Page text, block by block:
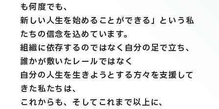
も何度でも、
新しい人生を始めることができる」という私
たちの信念を込めています。
組織に依存するのではなく自分の足で立ち、
誰かが敷いたレールではなく
自分の人生を生きようとする方々を支援して
きた私たちは、
これからも、そしてこれまで以上に、